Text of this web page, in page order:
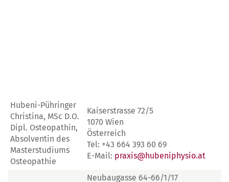
Hubeni-Pühringer
Christina, MSc D.O.
Dipl. Osteopathin,
Absolventin des
Masterstudiums
Osteopathie
Kaiserstrasse 72/5
1070 Wien
Österreich
Tel: +43 664 393 60 69
E-Mail: praxis@hubeniphysio.at
Neubaugasse 64-66/1/17